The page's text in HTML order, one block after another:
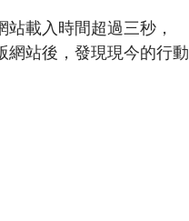
載入時間超過三秒，
網站後，發現現今的行動